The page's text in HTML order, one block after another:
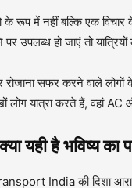
में नहीं बल्कि एक विचार
उपलब्ध हो जाएं तो
सफर करने वाले लोगों
लोग यात्रा करते हैं, वहां
है भविष्य का
India की दिशा